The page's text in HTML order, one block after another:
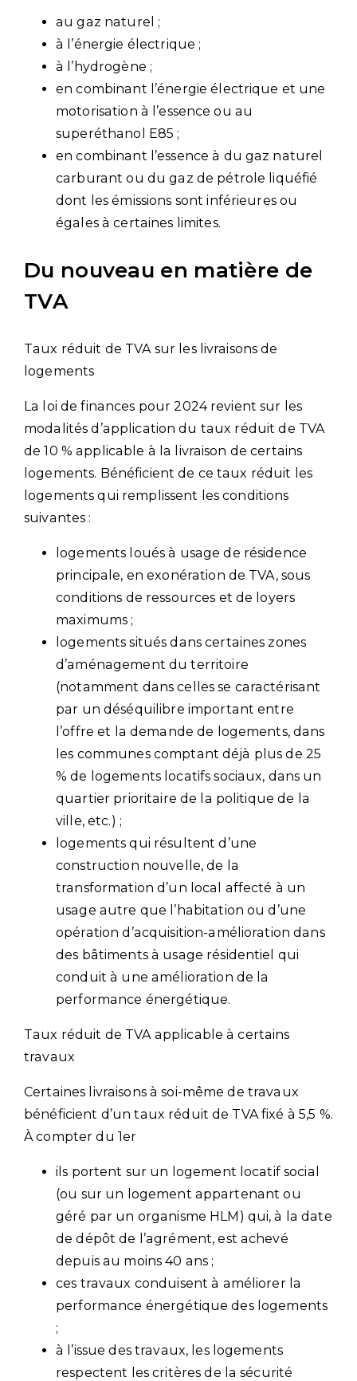
au gaz naturel ;
à l’énergie électrique ;
à l’hydrogène ;
en combinant l’énergie électrique et une
motorisation à l’essence ou au
superéthanol E85 ;
en combinant l’essence à du gaz naturel
carburant ou du gaz de pétrole liquéfié
dont les émissions sont inférieures ou
égales à certaines limites.
Du nouveau en matière de
TVA
Taux réduit de TVA sur les livraisons de
logements
La loi de finances pour 2024 revient sur les
modalités d’application du taux réduit de TVA
de 10 % applicable à la livraison de certains
logements. Bénéficient de ce taux réduit les
logements qui remplissent les conditions
suivantes :
logements loués à usage de résidence
principale, en exonération de TVA, sous
conditions de ressources et de loyers
maximums ;
logements situés dans certaines zones
d’aménagement du territoire
(notamment dans celles se caractérisant
par un déséquilibre important entre
l’offre et la demande de logements, dans
les communes comptant déjà plus de 25
% de logements locatifs sociaux, dans un
quartier prioritaire de la politique de la
ville, etc.) ;
logements qui résultent d’une
construction nouvelle, de la
transformation d’un local affecté à un
usage autre que l’habitation ou d’une
opération d’acquisition-amélioration dans
des bâtiments à usage résidentiel qui
conduit à une amélioration de la
performance énergétique.
Taux réduit de TVA applicable à certains
travaux
Certaines livraisons à soi-même de travaux
bénéficient d’un taux réduit de TVA fixé à 5,5 %.
À compter du 1er
ils portent sur un logement locatif social
(ou sur un logement appartenant ou
géré par un organisme HLM) qui, à la date
de dépôt de l’agrément, est achevé
depuis au moins 40 ans ;
ces travaux conduisent à améliorer la
performance énergétique des logements
;
à l’issue des travaux, les logements
respectent les critères de la sécurité